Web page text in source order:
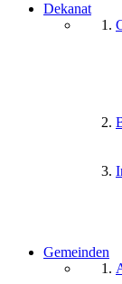
Dekanat
Gemeinden